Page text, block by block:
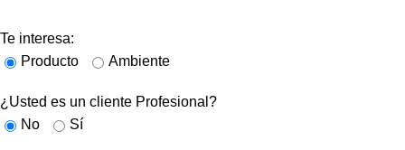
Te interesa:
Producto
Ambiente
¿Usted es un cliente Profesional?
No
Sí